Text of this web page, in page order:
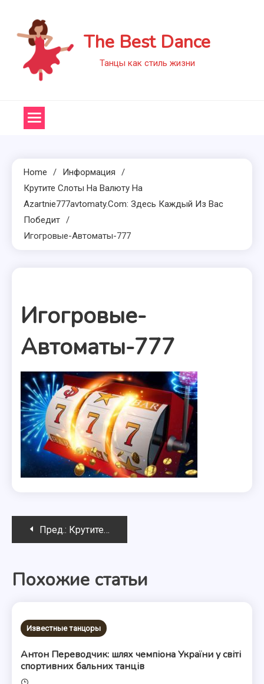
content
The Best Dance
Танцы как стиль жизни
Home
Информация
Крутите Слоты На Валюту На
Azartnie777avtomaty.com: Здесь Каждый Из Вас
Победит
Игогровые-Автоматы-777
Игогровые-
Автоматы-777
Навигация
записям
Пред.: Крутите слоты на валюту на azartnie777avtomaty.com: здесь каждый из вас победит
Похожие статьи
Известные танцоры
Антон Переводчик: шлях чемпіона України у світі
спортивних бальних танців